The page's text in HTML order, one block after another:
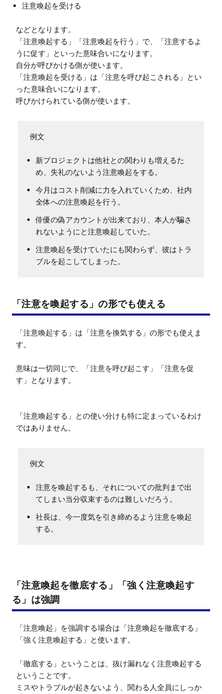
注意喚起を受ける
などとなります。
「注意喚起する」「注意喚起を行う」で、「注意するよ
うに促す」といった意味合いになります。
自分が呼びかける側が使います。
「注意喚起を受ける」は「注意を呼び起こされる」とい
った意味合いになります。
新プロジェクトは他社との関わりも増えるた
め、失礼のないよう注意喚起をする。
今月はコスト削減に力を入れていくため、社内
全体への注意喚起を行う。
俳優の偽アカウントが出来ており、本人が騙さ
れないようにと注意喚起していた。
注意喚起を受けていたにも関わらず、彼はトラ
ブルを起こしてしまった。
「注意を喚起する」の形でも使える
「注意喚起する」は「注意を換気する」の形でも使えま
す。
意味は一切同じで、「注意を呼び起こす」「注意を促
す」となります。
「注意喚起する」との使い分けも特に定まっているわけ
ではありません。
注意を喚起するも、それについての批判まで出
てしまい当分収束するのは難しいだろう。
社長は、今一度気を引き締めるよう注意を喚起
する。
「注意喚起を徹底する」「強く注意喚起す
る」は強調
「注意喚起」を強調する場合は「注意喚起を徹底する」
「強く注意喚起する」と使います。
「徹底する」ということは、抜け漏れなく注意喚起する
ということです。
ミスやトラブルが起きないよう、関わる人全員にしっか